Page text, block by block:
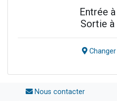
Entrée à
Sortie à
Changer
Nous contacter